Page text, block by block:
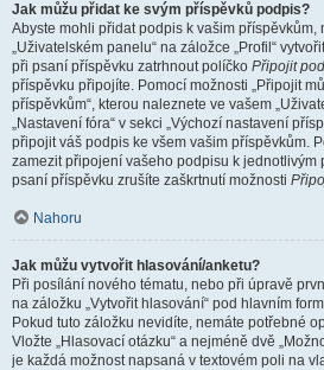
Jak můžu přidat ke svým příspěvků podpis?
Abyste mohli přidat podpis k vašim příspěvkům,
„Uživatelském panelu“ na záložce „Profil“
při psaní příspěvku zatrhnout políčko Připojit
příspěvku připojíte. Pomocí možnosti „Připojit
příspěvkům“, kterou naleznete ve vašem
„Nastavení fóra“ v sekci „Výchozí nastavení
připojit váš podpis ke všem vašim příspěvkům.
zamezit připojení vašeho podpisu k jednotlivým
psaní příspěvku zrušíte zaškrtnutí možnosti
Nahoru
Jak můžu vytvořit hlasování/anketu?
Při posílání nového tématu, nebo při úpravě
na záložku „Vytvořit hlasování“ pod hlavním
Pokud tuto záložku nevidíte, nemáte potřebné
Vložte „Hlasovací otázku“ a nejméně dvě
je každá možnost napsaná v textovém poli na